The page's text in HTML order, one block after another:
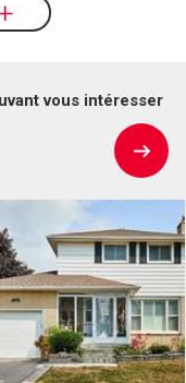
vous intéresser